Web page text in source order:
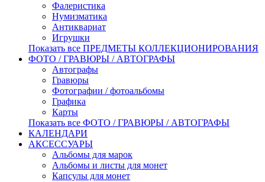
Фалеристика
Нумизматика
Антиквариат
Игрушки
Показать все ПРЕДМЕТЫ КОЛЛЕКЦИОНИРОВАНИЯ
ФОТО / ГРАВЮРЫ / АВТОГРАФЫ
Автографы
Гравюры
Фотографии / фотоальбомы
Графика
Карты
Показать все ФОТО / ГРАВЮРЫ / АВТОГРАФЫ
КАЛЕНДАРИ
АКСЕССУАРЫ
Альбомы для марок
Альбомы и листы для монет
Капсулы для монет